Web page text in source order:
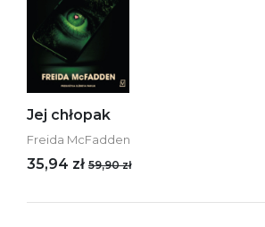
Jej chłopak
Freida McFadden
35,94 zł 59,90 zł